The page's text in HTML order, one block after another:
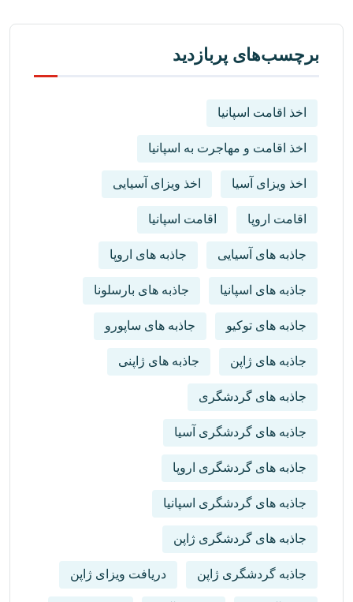
برچسب‌های پربازدید
اخذ اقامت اسپانیا
اخذ اقامت و مهاجرت به اسپانیا
اخذ ویزای آسیا اخذ ویزای آسیایی
اقامت اروپا اقامت اسپانیا
جاذبه های آسیایی جاذبه های اروپا
جاذبه های اسپانیا جاذبه های بارسلونا
جاذبه های توکیو جاذبه های ساپورو
جاذبه های ژاپن جاذبه های ژاپنی
جاذبه های گردشگری
جاذبه های گردشگری آسیا
جاذبه های گردشگری اروپا
جاذبه های گردشگری اسپانیا
جاذبه های گردشگری ژاپن
جاذبه گردشگری ژاپن دریافت ویزای ژاپن